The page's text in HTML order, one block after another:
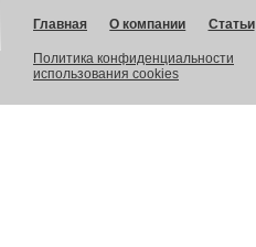
Главная О компании Статьи
Политика конфиденциальности
использования cookies